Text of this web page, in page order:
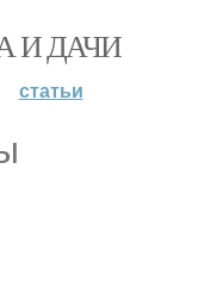
И ДАЧИ
статьи